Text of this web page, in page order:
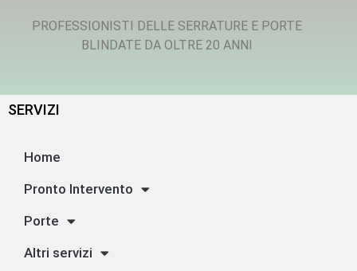
PROFESSIONISTI DELLE SERRATURE E PORTE
BLINDATE DA OLTRE 20 ANNI
SERVIZI
Home
Pronto Intervento
Porte
Altri servizi